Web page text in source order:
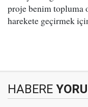
proje benim topluma
harekete geçirmek
HABERE